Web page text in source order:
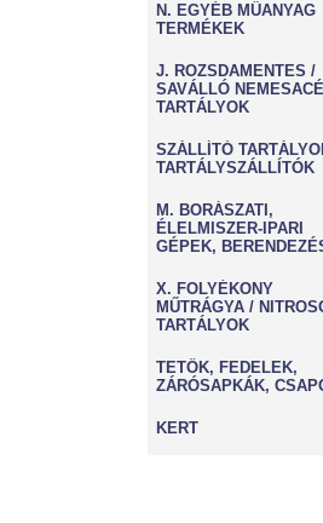
N. EGYÉB MŰANYAG
TERMÉKEK
J. ROZSDAMENTES /
SAVÁLLÓ
TARTÁLYOK
SZÁLLÍTÓ
TARTÁLYSZÁLLÍTÓK
M. BORÁSZATI,
ÉLELMISZER-IPARI
GÉPEK,
X. FOLYÉKONY
MŰTRÁGYA /
TARTÁLYOK
TETŐK, FEDELEK,
ZÁRÓSAPKÁK,
KERT